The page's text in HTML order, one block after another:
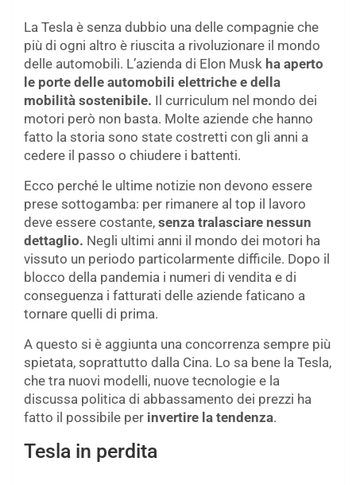
La Tesla è senza dubbio una delle compagnie che
più di ogni altro è riuscita a rivoluzionare il mondo
delle automobili. L’azienda di Elon Musk ha aperto
le porte delle automobili elettriche e della
mobilità sostenibile. Il curriculum nel mondo dei
motori però non basta. Molte aziende che hanno
fatto la storia sono state costretti con gli anni a
cedere il passo o chiudere i battenti.
Ecco perché le ultime notizie non devono essere
prese sottogamba: per rimanere al top il lavoro
deve essere costante, senza tralasciare nessun
dettaglio. Negli ultimi anni il mondo dei motori ha
vissuto un periodo particolarmente difficile. Dopo il
blocco della pandemia i numeri di vendita e di
conseguenza i fatturati delle aziende faticano a
tornare quelli di prima.
A questo si è aggiunta una concorrenza sempre più
spietata, soprattutto dalla Cina. Lo sa bene la Tesla,
che tra nuovi modelli, nuove tecnologie e la
discussa politica di abbassamento dei prezzi ha
fatto il possibile per invertire la tendenza.
Tesla in perdita